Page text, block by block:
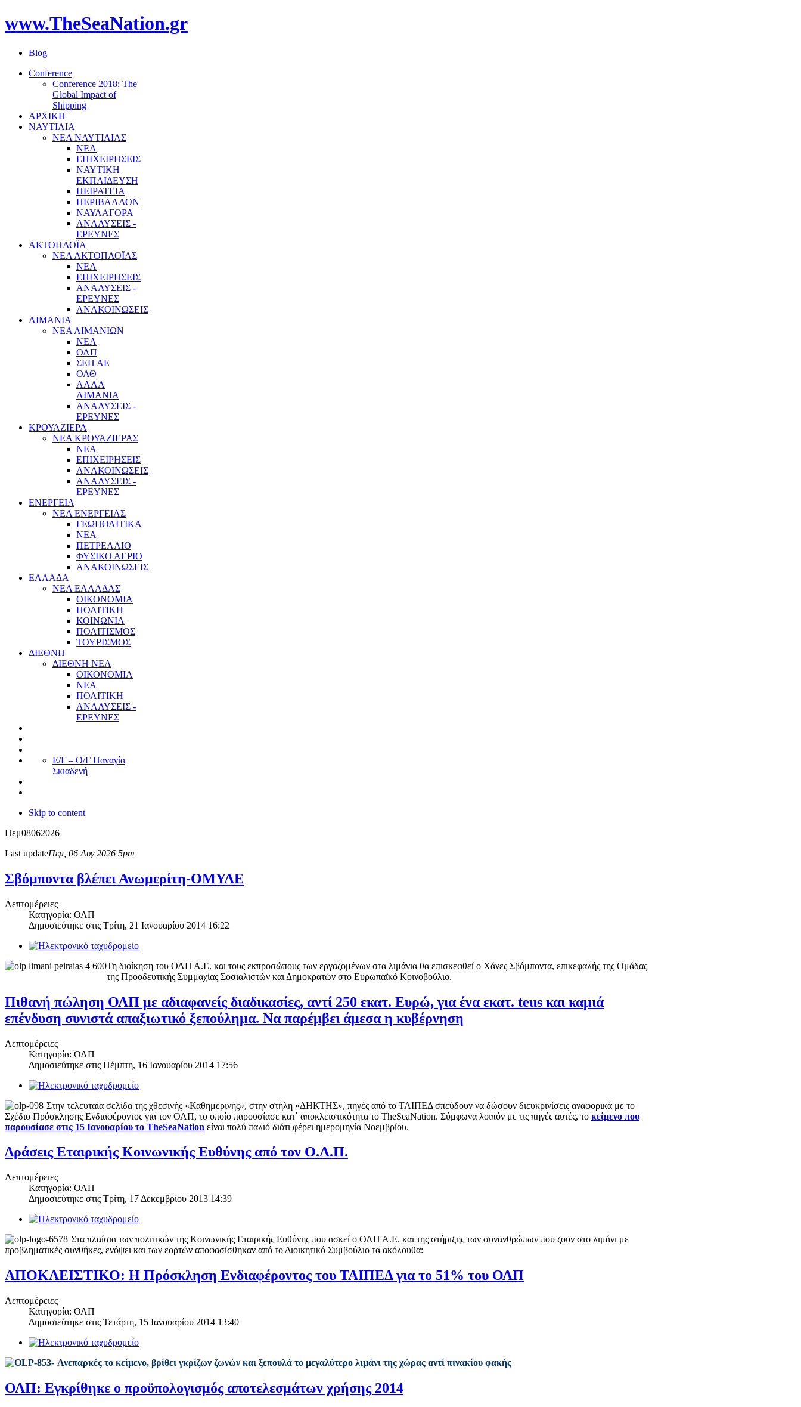
www.TheSeaNation.gr
Blog
Conference
Conference 2018: The
Global Impact of
Shipping
ΑΡΧΙΚΗ
ΝΑΥΤΙΛΙΑ
ΝΕΑ ΝΑΥΤΙΛΙΑΣ
ΝΕΑ
ΕΠΙΧΕΙΡΗΣΕΙΣ
ΝΑΥΤΙΚΗ
ΕΚΠΑΙΔΕΥΣΗ
ΠΕΙΡΑΤΕΙΑ
ΠΕΡΙΒΑΛΛΟΝ
ΝΑΥΛΑΓΟΡΑ
ΑΝΑΛΥΣΕΙΣ -
ΕΡΕΥΝΕΣ
ΑΚΤΟΠΛΟΪΑ
ΝΕΑ ΑΚΤΟΠΛΟΪΑΣ
ΝΕΑ
ΕΠΙΧΕΙΡΗΣΕΙΣ
ΑΝΑΛΥΣΕΙΣ -
ΕΡΕΥΝΕΣ
ΑΝΑΚΟΙΝΩΣΕΙΣ
ΛΙΜΑΝΙΑ
ΝΕΑ ΛΙΜΑΝΙΩΝ
ΝΕΑ
ΟΛΠ
ΣΕΠ ΑΕ
ΟΛΘ
ΑΛΛΑ
ΛΙΜΑΝΙΑ
ΑΝΑΛΥΣΕΙΣ -
ΕΡΕΥΝΕΣ
ΚΡΟΥΑΖΙΕΡΑ
ΝΕΑ ΚΡΟΥΑΖΙΕΡΑΣ
NEA
ΕΠΙΧΕΙΡΗΣΕΙΣ
ΑΝΑΚΟΙΝΩΣΕΙΣ
ΑΝΑΛΥΣΕΙΣ -
ΕΡΕΥΝΕΣ
ΕΝΕΡΓΕΙΑ
ΝΕΑ ΕΝΕΡΓΕΙΑΣ
ΓΕΩΠΟΛΙΤΙΚΑ
ΝΕΑ
ΠΕΤΡΕΛΑΙΟ
ΦΥΣΙΚΟ ΑΕΡΙΟ
ΑΝΑΚΟΙΝΩΣΕΙΣ
ΕΛΛΑΔΑ
ΝΕΑ ΕΛΛΑΔΑΣ
ΟΙΚΟΝΟΜΙΑ
ΠΟΛΙΤΙΚΗ
ΚΟΙΝΩΝΙΑ
ΠΟΛΙΤΙΣΜΟΣ
ΤΟΥΡΙΣΜΟΣ
ΔΙΕΘΝΗ
ΔΙΕΘΝΗ ΝΕΑ
ΟΙΚΟΝΟΜΙΑ
ΝΕΑ
ΠΟΛΙΤΙΚΗ
ΑΝΑΛΥΣΕΙΣ -
ΕΡΕΥΝΕΣ
Ε/Γ – Ο/Γ Παναγία
Σκιαδενή
Skip to content
Πεμ08062026
Last updateΠεμ, 06 Αυγ 2026 5pm
Σβόμποντα βλέπει Ανωμερίτη-ΟΜΥΛΕ
Λεπτομέρειες
Κατηγορία: ΟΛΠ
Δημοσιεύτηκε στις Τρίτη, 21 Ιανουαρίου 2014 16:22
Τη διοίκηση του ΟΛΠ Α.Ε. και τους εκπροσώπους των εργαζομένων στα λιμάνια θα επισκεφθεί ο Χάνες Σβόμποντα, επικεφαλής της Ομάδας
της Προοδευτικής Συμμαχίας Σοσιαλιστών και Δημοκρατών στο Ευρωπαϊκό Κοινοβούλιο.
Πιθανή πώληση ΟΛΠ με αδιαφανείς διαδικασίες, αντί 250 εκατ. Ευρώ, για ένα εκατ. teus και καμιά
επένδυση συνιστά απαξιωτικό ξεπούλημα. Να παρέμβει άμεσα η κυβέρνηση
Λεπτομέρειες
Κατηγορία: ΟΛΠ
Δημοσιεύτηκε στις Πέμπτη, 16 Ιανουαρίου 2014 17:56
Στην τελευταία σελίδα της χθεσινής «Καθημερινής», στην στήλη «ΔΗΚΤΗΣ», πηγές από το ΤΑΙΠΕΔ σπεύδουν να δώσουν διευκρινίσεις αναφορικά με το
Σχέδιο Πρόσκλησης Ενδιαφέροντος για τον ΟΛΠ, το οποίο παρουσίασε κατ΄ αποκλειστικότητα το TheSeaNation. Σύμφωνα λοιπόν με τις πηγές αυτές, το κείμενο που
παρουσίασε στις 15 Ιανουαρίου το TheSeaNation είναι πολύ παλιό διότι φέρει ημερομηνία Νοεμβρίου.
Δράσεις Εταιρικής Κοινωνικής Ευθύνης από τον Ο.Λ.Π.
Λεπτομέρειες
Κατηγορία: ΟΛΠ
Δημοσιεύτηκε στις Τρίτη, 17 Δεκεμβρίου 2013 14:39
Στα πλαίσια των πολιτικών της Κοινωνικής Εταιρικής Ευθύνης που ασκεί ο ΟΛΠ Α.Ε. και της στήριξης των συνανθρώπων που ζουν στο λιμάνι με
προβληματικές συνθήκες, ενόψει και των εορτών αποφασίσθηκαν από το Διοικητικό Συμβούλιο τα ακόλουθα:
ΑΠΟΚΛΕΙΣΤΙΚΟ: Η Πρόσκληση Ενδιαφέροντος του ΤΑΙΠΕΔ για το 51% του ΟΛΠ
Λεπτομέρειες
Κατηγορία: ΟΛΠ
Δημοσιεύτηκε στις Τετάρτη, 15 Ιανουαρίου 2014 13:40
Ανεπαρκές το κείμενο, βρίθει γκρίζων ζωνών και ξεπουλά το μεγαλύτερο λιμάνι της χώρας αντί πινακίου φακής
ΟΛΠ: Εγκρίθηκε ο προϋπολογισμός αποτελεσμάτων χρήσης 2014